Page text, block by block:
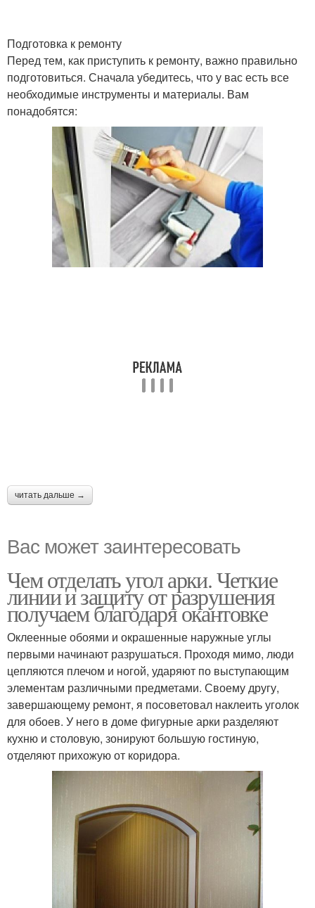
Подготовка к ремонту
Перед тем, как приступить к ремонту, важно правильно
подготовиться. Сначала убедитесь, что у вас есть все
необходимые инструменты и материалы. Вам
понадобятся:
читать дальше →
Вас может заинтересовать
Чем отделать угол арки. Четкие
линии и защиту от разрушения
получаем благодаря окантовке
Оклеенные обоями и окрашенные наружные углы
первыми начинают разрушаться. Проходя мимо, люди
цепляются плечом и ногой, ударяют по выступающим
элементам различными предметами. Своему другу,
завершающему ремонт, я посоветовал наклеить уголок
для обоев. У него в доме фигурные арки разделяют
кухню и столовую, зонируют большую гостиную,
отделяют прихожую от коридора.